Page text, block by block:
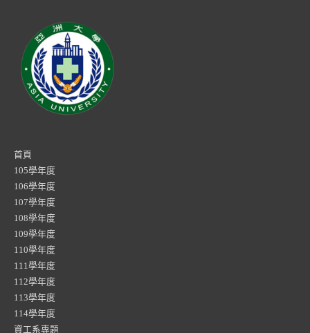
首頁
105學年度
106學年度
107學年度
108學年度
109學年度
110學年度
111學年度
112學年度
113學年度
114學年度
資工系專題